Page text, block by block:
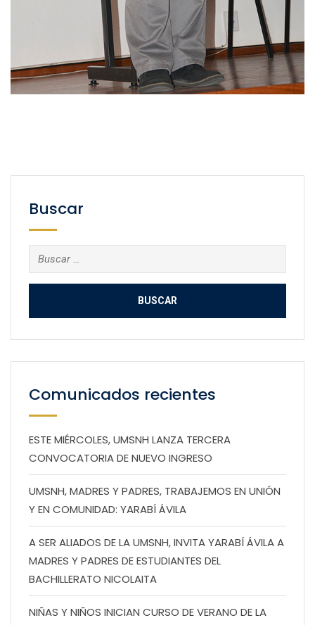
Buscar
Buscar:
Comunicados recientes
ESTE MIÉRCOLES, UMSNH LANZA TERCERA
CONVOCATORIA DE NUEVO INGRESO
UMSNH, MADRES Y PADRES, TRABAJEMOS EN UNIÓN
Y EN COMUNIDAD: YARABÍ ÁVILA
A SER ALIADOS DE LA UMSNH, INVITA YARABÍ ÁVILA A
MADRES Y PADRES DE ESTUDIANTES DEL
BACHILLERATO NICOLAITA
NIÑAS Y NIÑOS INICIAN CURSO DE VERANO DE LA